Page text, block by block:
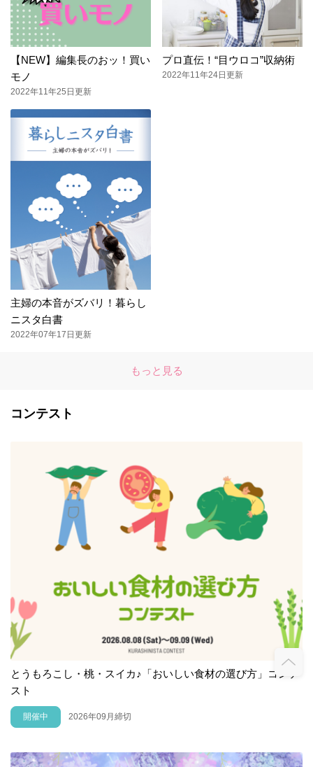
【NEW】編集長のおッ！買い
モノ
2022年11年25日更新
プロ直伝！“目ウロコ”収納術
2022年11年24日更新
主婦の本音がズバリ！暮らし
ニスタ白書
2022年07年17日更新
もっと見る
コンテスト
とうもろこし・桃・スイカ♪「おいしい食材の選び方」コンテ
スト
開催中 2026年09月締切